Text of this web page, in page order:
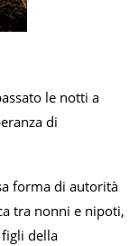
le notti a
di
forma di autorità
tra nonni e nipoti,
della